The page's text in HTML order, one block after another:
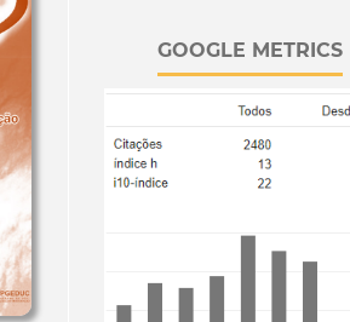
GOOGLE METRICS